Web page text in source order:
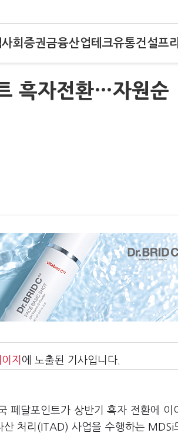
사회 증권금융산업테크유통건설프
흑자전환…자원순
지 에 노출된 기사입니다.
페달포인트가 상반기 흑자 전환에 이
처리(ITAD) 사업을 수행하는 MDSi